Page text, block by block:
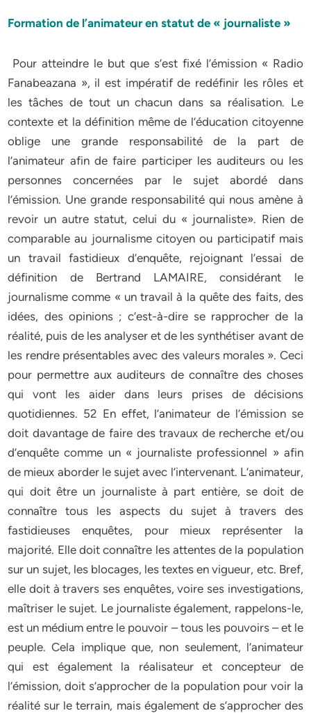
Formation de l’animateur en statut de « journaliste »
Pour atteindre le but que s’est fixé l’émission « Radio
Fanabeazana », il est impératif de redéfinir les rôles et
les tâches de tout un chacun dans sa réalisation. Le
contexte et la définition même de l’éducation citoyenne
oblige une grande responsabilité de la part de
l’animateur afin de faire participer les auditeurs ou les
personnes concernées par le sujet abordé dans
l’émission. Une grande responsabilité qui nous amène à
revoir un autre statut, celui du « journaliste». Rien de
comparable au journalisme citoyen ou participatif mais
un travail fastidieux d’enquête, rejoignant l’essai de
définition de Bertrand LAMAIRE, considérant le
journalisme comme « un travail à la quête des faits, des
idées, des opinions ; c’est-à-dire se rapprocher de la
réalité, puis de les analyser et de les synthétiser avant de
les rendre présentables avec des valeurs morales ». Ceci
pour permettre aux auditeurs de connaître des choses
qui vont les aider dans leurs prises de décisions
quotidiennes. 52 En effet, l’animateur de l’émission se
doit davantage de faire des travaux de recherche et/ou
d’enquête comme un « journaliste professionnel » afin
de mieux aborder le sujet avec l’intervenant. L’animateur,
qui doit être un journaliste à part entière, se doit de
connaître tous les aspects du sujet à travers des
fastidieuses enquêtes, pour mieux représenter la
majorité. Elle doit connaître les attentes de la population
sur un sujet, les blocages, les textes en vigueur, etc. Bref,
elle doit à travers ses enquêtes, voire ses investigations,
maîtriser le sujet. Le journaliste également, rappelons-le,
est un médium entre le pouvoir – tous les pouvoirs – et le
peuple. Cela implique que, non seulement, l’animateur
qui est également la réalisateur et concepteur de
l’émission, doit s’approcher de la population pour voir la
réalité sur le terrain, mais également de s’approcher des